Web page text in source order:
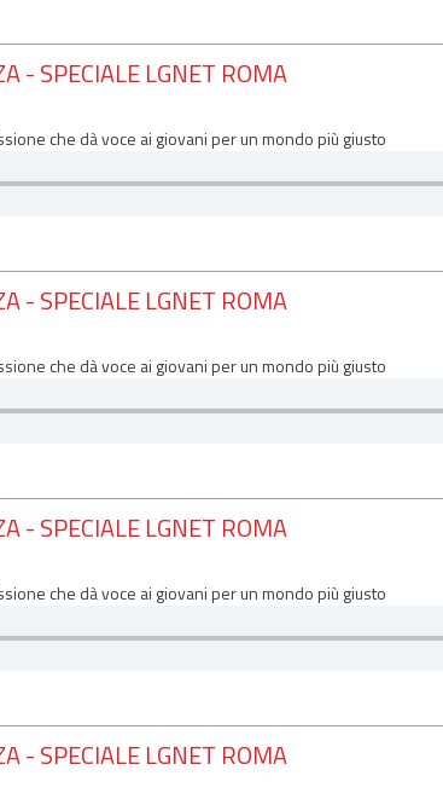
- SPECIALE LGNET ROMA
che dà voce ai giovani per un mondo più giusto
- SPECIALE LGNET ROMA
che dà voce ai giovani per un mondo più giusto
- SPECIALE LGNET ROMA
che dà voce ai giovani per un mondo più giusto
- SPECIALE LGNET ROMA